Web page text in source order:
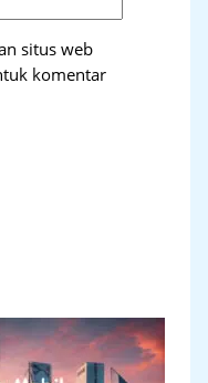
situs web
komentar